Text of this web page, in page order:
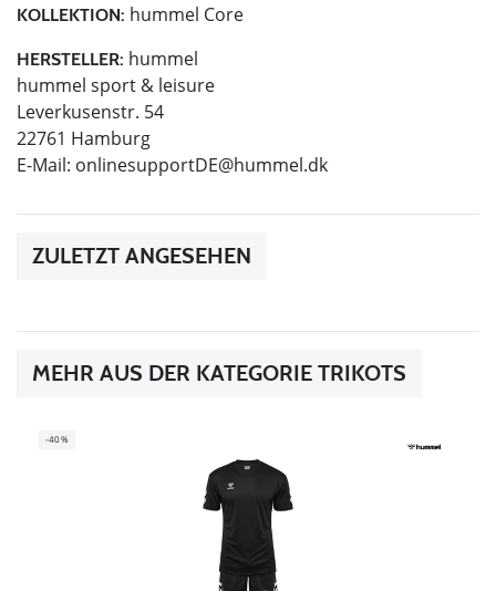
KOLLEKTION: hummel Core
HERSTELLER: hummel
hummel sport & leisure
Leverkusenstr. 54
22761 Hamburg
E-Mail: onlinesupportDE@hummel.dk
ZULETZT ANGESEHEN
MEHR AUS DER KATEGORIE TRIKOTS
-40%